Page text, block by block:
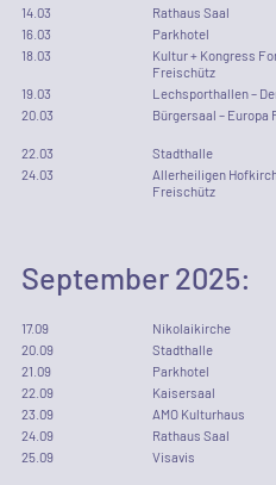
14. 03 Rathaus Saal
16. 03 Parkhotel
18. 03
Kultur + Kongress
Freischütz
19. 03 Lechsporthallen –
20. 03 Bürgersaal – Europa
22 03 Stadthalle
24. 03
Allerheiligen
Freischütz
September 2025:
17.09 Nikolaikirche
20. 09 Stadthalle
21 09 Parkhotel
22 09 Kaisersaal
23 09 AMO Kulturhaus
24. 09 Rathaus Saal
25. 09 Visavis